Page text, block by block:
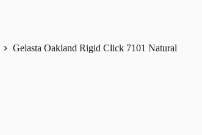
Gelasta Oakland Rigid Click 7101 Natural